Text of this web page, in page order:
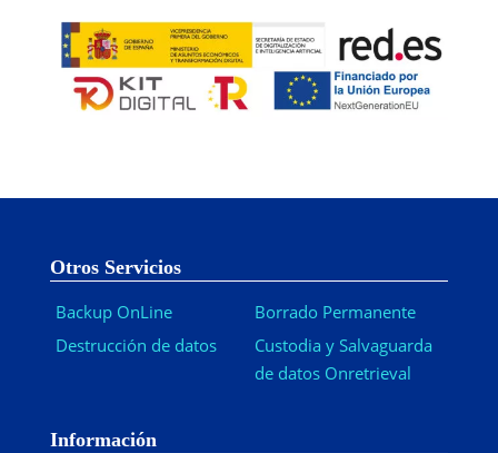
Otros Servicios
Backup OnLine
Destrucción de datos
Borrado Permanente
Custodia y Salvaguarda
de datos Onretrieval
Información